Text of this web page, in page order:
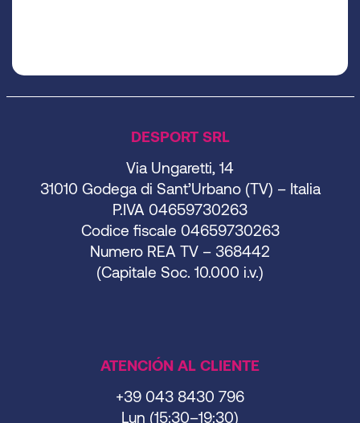
DESPORT SRL
Via Ungaretti, 14
31010 Godega di Sant’Urbano (TV) – Italia
P.IVA 04659730263
Codice fiscale 04659730263
Numero REA TV – 368442
(Capitale Soc. 10.000 i.v.)
ATENCIÓN AL CLIENTE
+39 043 8430 796
Lun (15:30–19:30)